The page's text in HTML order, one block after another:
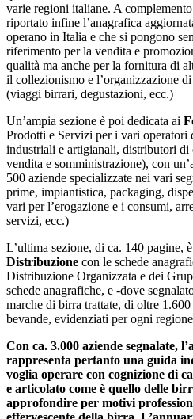
varie regioni italiane. A
riportato infine l’anagrafica
operano in Italia e che si pongono
riferimento per la vendita e
qualità ma anche per la fornitura di
il collezionismo e l’organizzazione
(viaggi birrari, degustazioni, ecc.)
Un’ampia sezione è poi dedicata ai
Prodotti e Servizi per i vari operatori
industriali e artigianali, distributori
vendita e somministrazione), con
500 aziende specializzate nei vari
prime, impiantistica, packaging,
vari per l’erogazione e i consumi,
servizi, ecc.)
L’ultima sezione, di ca. 140 pagine,
Distribuzione con le schede
Distribuzione Organizzata e dei
schede anagrafiche, e -dove
marche di birra trattate, di oltre
bevande, evidenziati per ogni
Con ca. 3.000 aziende segnalate,
rappresenta pertanto una guida
voglia operare con cognizione di
e articolato come è quello delle
approfondire per motivi